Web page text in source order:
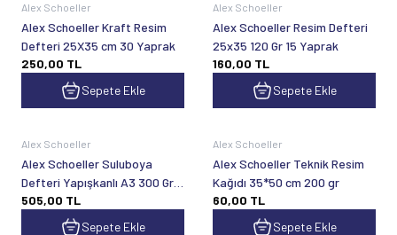
Alex Schoeller
Alex Schoeller Kraft Resim
Defteri 25X35 cm 30 Yaprak
250,00 TL
Sepete Ekle
Alex Schoeller
Alex Schoeller Resim Defteri
25x35 120 Gr 15 Yaprak
160,00 TL
Sepete Ekle
Alex Schoeller
Alex Schoeller Suluboya
Defteri Yapışkanlı A3 300 Gr
12 Sayfa
505,00 TL
Sepete Ekle
Alex Schoeller
Alex Schoeller Teknik Resim
Kağıdı 35*50 cm 200 gr
60,00 TL
Sepete Ekle